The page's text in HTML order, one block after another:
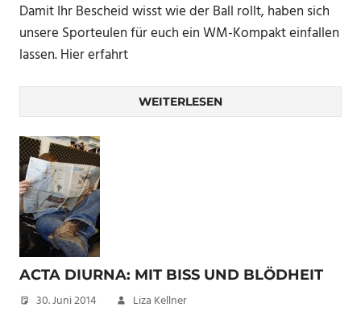
Damit Ihr Bescheid wisst wie der Ball rollt, haben sich
unsere Sporteulen für euch ein WM-Kompakt einfallen
lassen. Hier erfahrt
WEITERLESEN
ACTA DIURNA: MIT BISS UND BLÖDHEIT
30. Juni 2014 Liza Kellner